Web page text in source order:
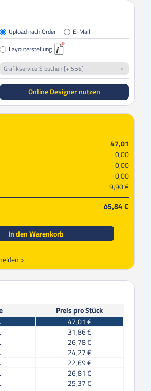
Upload nach Order
E-Mail
Layouterstellung
Grafikservice S buchen [+ 55€]
Online Designer nutzen
47,01
0,00
0,00
0,00
9,90 €
65,84 €
In den Warenkorb
>
Preis pro Stück
47,01 €
31,86 €
26,78 €
24,27 €
22,69 €
26,81 €
25,37 €